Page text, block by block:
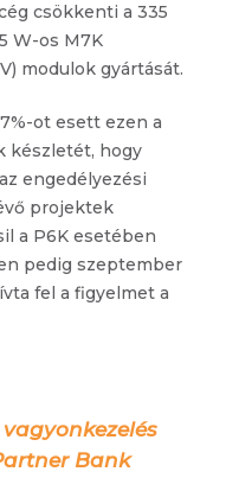
csökkenti a 335
W-os M7K
modulok gyártását.
ot esett ezen a
készletét, hogy
engedélyezési
projektek
a P6K esetében
pedig szeptember
fel a figyelmet a
Bank